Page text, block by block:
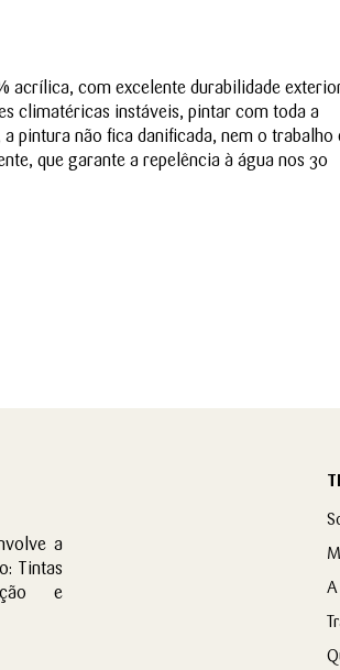
acrílica, com excelente durabilidade
climatéricas instáveis, pintar com toda a
pintura não fica danificada, nem o trabalho
que garante a repelência à água nos 30
a
Tintas
e